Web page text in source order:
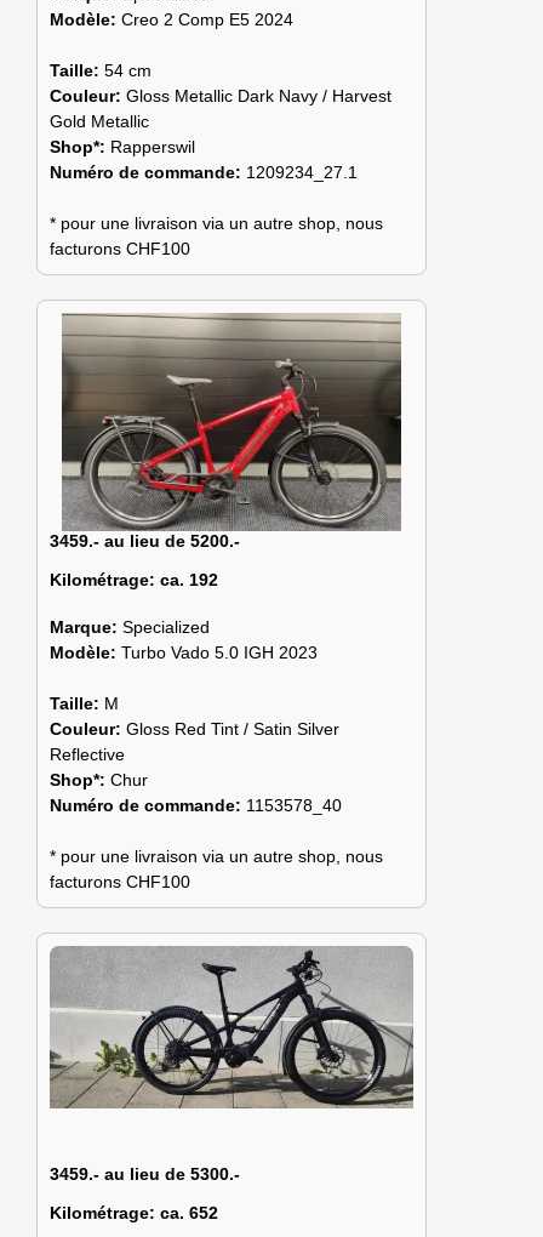
Modèle: Creo 2 Comp E5 2024
Taille: 54 cm
Couleur: Gloss Metallic Dark Navy / Harvest
Gold Metallic
Shop*: Rapperswil
Numéro de commande: 1209234_27.1
* pour une livraison via un autre shop, nous
facturons CHF100
3459.- au lieu de 5200.-
Kilométrage: ca. 192
Marque: Specialized
Modèle: Turbo Vado 5.0 IGH 2023
Taille: M
Couleur: Gloss Red Tint / Satin Silver
Reflective
Shop*: Chur
Numéro de commande: 1153578_40
* pour une livraison via un autre shop, nous
facturons CHF100
3459.- au lieu de 5300.-
Kilométrage: ca. 652